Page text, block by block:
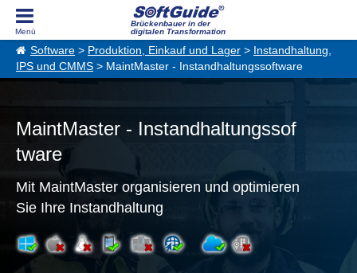
Brückenbauer in der
digitalen Transformation
Software > Produktion, Einkauf und Lager > Instandhaltung,
IPS und CMMS > MaintMaster - Instandhaltungssoftware
MaintMaster - Instandhaltungssof
tware
Mit MaintMaster organisieren und optimieren
Sie Ihre Instandhaltung